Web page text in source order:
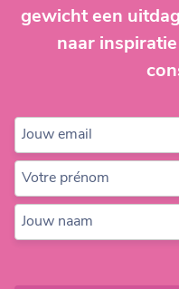
gewicht een
naar
Jouw email
Votre prénom
Jouw naam